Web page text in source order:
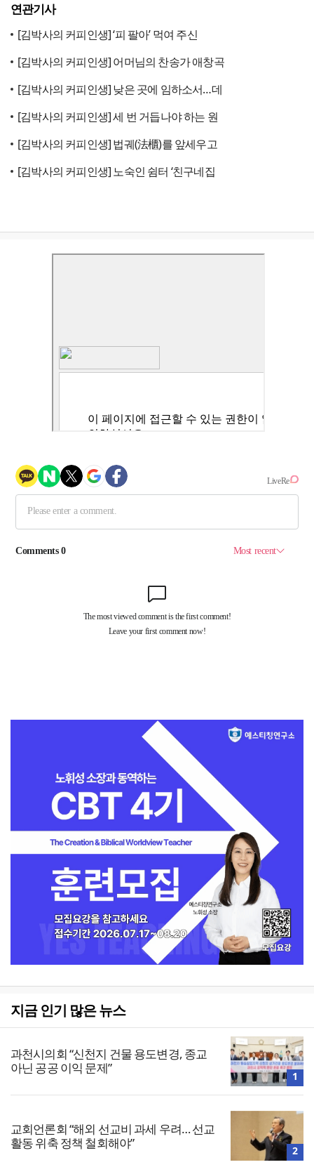
연관기사
[김박사의 커피인생] ‘피 팔아’ 먹여 주신
[김박사의 커피인생] 어머님의 찬송가 애창곡
[김박사의 커피인생] 낮은 곳에 임하소서…데
[김박사의 커피인생] 세 번 거듭나야 하는 원
[김박사의 커피인생] 법궤(法櫃)를 앞세우고
[김박사의 커피인생] 노숙인 쉼터 ‘친구네집
지금 인기 많은 뉴스
과천시의회 “신천지 건물 용도변경, 종교
아닌 공공 이익 문제”
1
교회언론회 “해외 선교비 과세 우려… 선교
활동 위축 정책 철회해야”
2